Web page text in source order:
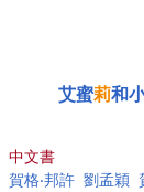
秋．卡特斯塔勒 瑪
艾蜜莉和
中文書
賀格‧邦許 劉孟穎